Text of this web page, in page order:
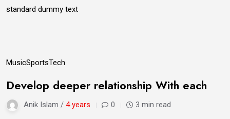
standard dummy text
14
MusicSportsTech
Develop deeper relationship With each
Anik Islam / 4 years 0 3 min read